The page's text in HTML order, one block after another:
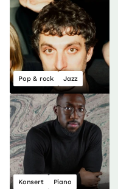
Pop & rock Jazz
Konsert Piano